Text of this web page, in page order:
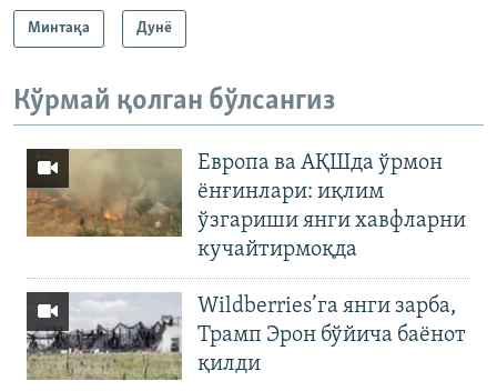
Минтақа Дунë
Кўрмай қолган бўлсангиз
Европа ва АҚШда ўрмон
ёнғинлари: иқлим
ўзгариши янги хавфларни
кучайтирмоқда
Wildberries’га янги зарба,
Трамп Эрон бўйича баёнот
қилди